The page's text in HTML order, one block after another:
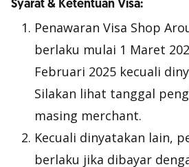
Syarat & Ketentuan Visa:
Penawaran Visa Shop
berlaku mulai 1 Maret
Februari 2025 kecuali
Silakan lihat tanggal
masing merchant.
Kecuali dinyatakan lain,
berlaku jika dibayar